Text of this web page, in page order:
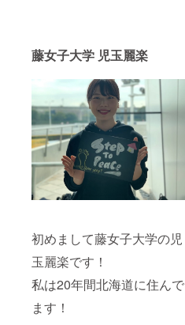
藤女子大学 児玉麗楽
初めまして藤女子大学の児
玉麗楽です！
私は20年間北海道に住んで
ます！